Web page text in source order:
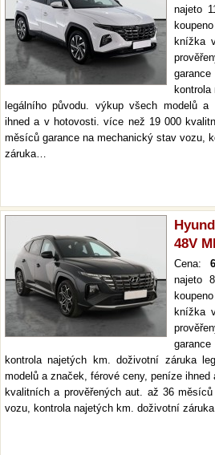
najeto
knížka
legálního původu. výkup všech modelů
ihned a v hotovosti. více než 19 000
měsíců garance na mechanický stav vozu,
záruka…
48V
Cena:
najeto
knížka
kontrola najetých km. doživotní záruka
modelů a značek, férové ceny, peníze
kvalitních a prověřených aut. až 36
vozu, kontrola najetých km. doživotní